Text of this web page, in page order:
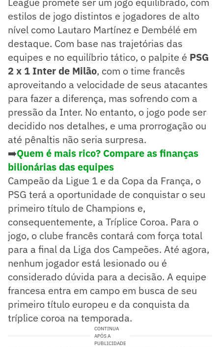
estilos de jogo distintos e jogadores de alto
nível como Lautaro Martínez e Dembélé em
destaque. Com base nas trajetórias das
equipes e no equilíbrio tático, o palpite é PSG
2 x 1 Inter de Milão, com o time francês
aproveitando a velocidade de seus atacantes
para fazer a diferença, mas sofrendo com a
pressão da Inter. No entanto, o jogo pode ser
decidido nos detalhes, e uma prorrogação ou
até pênaltis não seria surpresa.
➡️Quem é mais rico? Compare as finanças
bilionárias das equipes
Campeão da Ligue 1 e da Copa da França, o
PSG terá a oportunidade de conquistar o seu
primeiro título de Champions e,
consequentemente, a Tríplice Coroa. Para o
jogo, o clube francês contará com força total
para a final da Liga dos Campeões. Até agora,
nenhum jogador está lesionado ou é
considerado dúvida para a decisão. A equipe
francesa entra em campo em busca de seu
primeiro título europeu e da conquista da
tríplice coroa na temporada.
CONTINUA
APÓS A
PUBLICIDADE